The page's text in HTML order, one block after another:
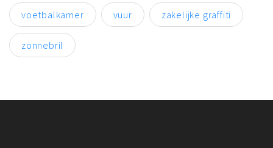
voetbalkamer vuur zakelijke graffiti
zonnebril